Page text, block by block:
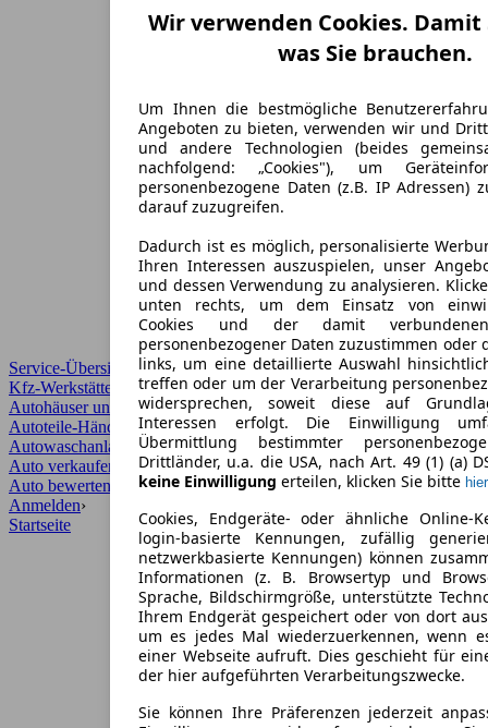
Service-Übersicht
Kfz-Werkstätten
Autohäuser und Händler
Autoteile-Händler
Autowaschanlagen
Auto verkaufen
Auto bewerten
Anmelden›
Startseite
Wir verwenden Cookies.
was Sie brauchen.
Um Ihnen die bestmögliche
Angeboten zu bieten, verwenden wir und
und andere Technologien (beides
nachfolgend: „Cookies"), um
personenbezogene Daten (z.B. IP Adressen)
darauf zuzugreifen.
Dadurch ist es möglich, personalisierte
Ihren Interessen auszuspielen, unser
und dessen Verwendung zu analysieren.
unten rechts, um dem Einsatz von
Cookies und der damit
personenbezogener Daten zuzustimmen oder
links, um eine detaillierte Auswahl
treffen oder um der Verarbeitung
widersprechen, soweit diese auf
Interessen erfolgt. Die Einwilligung
Übermittlung bestimmter
Drittländer, u.a. die USA, nach Art. 49 (1) (a)
keine Einwilligung erteilen, klicken Sie bitte hier
Cookies, Endgeräte- oder ähnliche Online-
login-basierte Kennungen, zufällig
netzwerkbasierte Kennungen) können
Informationen (z. B. Browsertyp und
Sprache, Bildschirmgröße, unterstützte
Ihrem Endgerät gespeichert oder von dort
um es jedes Mal wiederzuerkennen, wenn
einer Webseite aufruft. Dies geschieht für
der hier aufgeführten Verarbeitungszwecke.
Sie können Ihre Präferenzen jederzeit